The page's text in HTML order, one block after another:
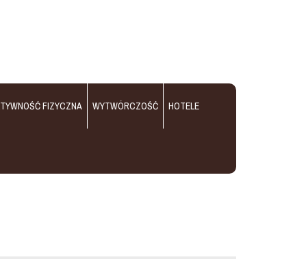
FIZYCZNA WYTWÓRCZOŚĆ HOTELE